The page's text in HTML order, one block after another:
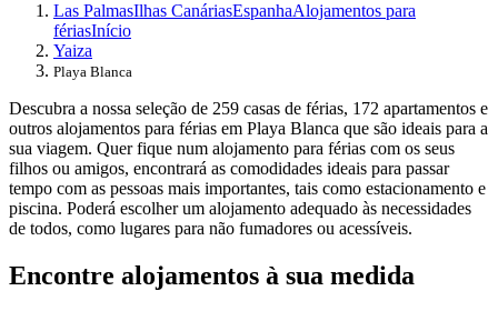
Las PalmasIlhas CanáriasEspanhaAlojamentos para
fériasInício
Yaiza
Playa Blanca
Descubra a nossa seleção de 259 casas de férias, 172 apartamentos e
outros alojamentos para férias em Playa Blanca que são ideais para a
sua viagem. Quer fique num alojamento para férias com os seus
filhos ou amigos, encontrará as comodidades ideais para passar
tempo com as pessoas mais importantes, tais como estacionamento e
piscina. Poderá escolher um alojamento adequado às necessidades
de todos, como lugares para não fumadores ou acessíveis.
Encontre alojamentos à sua medida